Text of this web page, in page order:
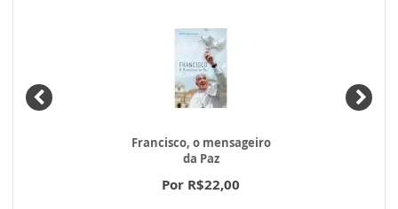
Francisco, o mensageiro
da Paz
Por R$22,00